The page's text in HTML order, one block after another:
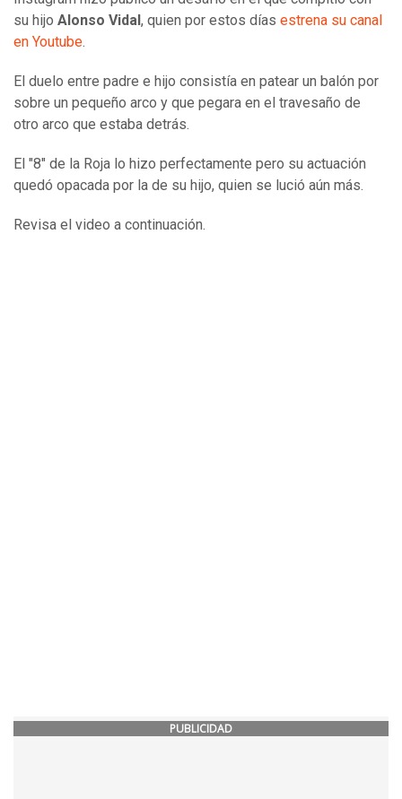
su hijo Alonso Vidal , quien por estos días estrena su canal
en Youtube.
El duelo entre padre e hijo consistía en patear un balón por
sobre un pequeño arco y que pegara en el travesaño de
otro arco que estaba detrás.
El "8" de la Roja lo hizo perfectamente pero su actuación
quedó opacada por la de su hijo, quien se lució aún más.
Revisa el video a continuación.
PUBLICIDAD